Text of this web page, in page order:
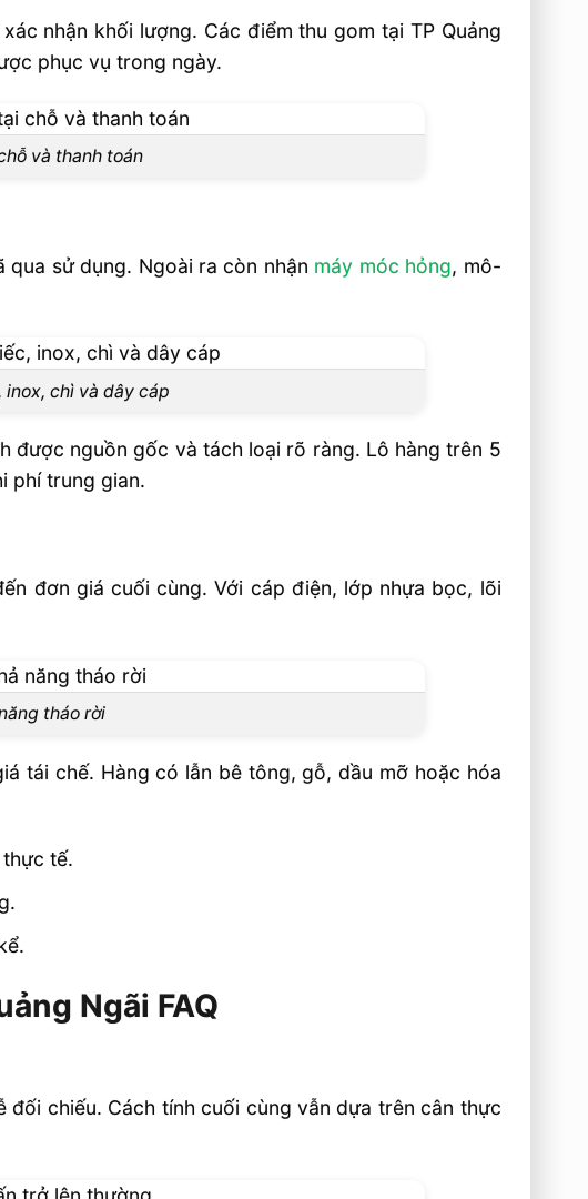
nhận khối lượng. Các điểm thu gom tại TP Quảng
phục vụ trong ngày.
và thanh toán
sử dụng. Ngoài ra còn nhận máy móc hỏng, mô-
inox, chì và dây cáp
được nguồn gốc và tách loại rõ ràng. Lô hàng trên 5
phí trung gian.
đơn giá cuối cùng. Với cáp điện, lớp nhựa bọc, lõi
tháo rời
tái chế. Hàng có lẫn bê tông, gỗ, dầu mỡ hoặc hóa
tế.
Ngãi FAQ
chiếu. Cách tính cuối cùng vẫn dựa trên cân thực